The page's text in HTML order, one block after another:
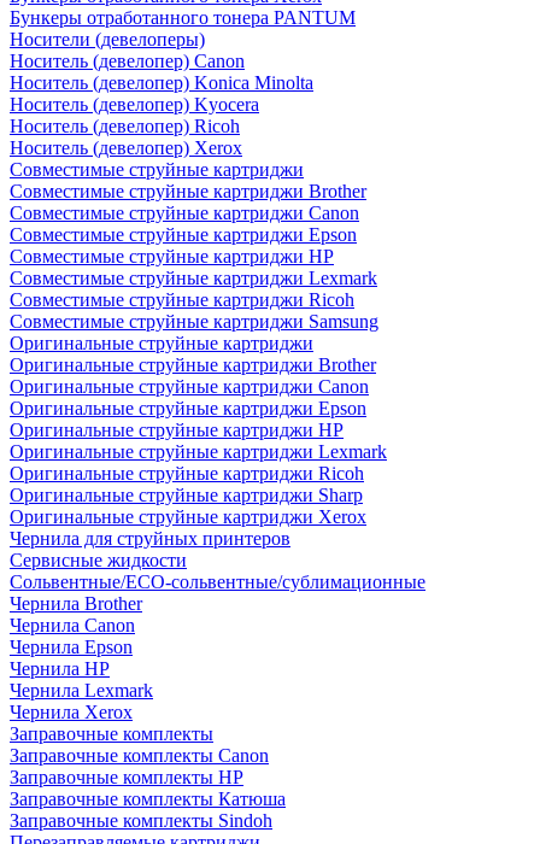
Бункеры отработанного тонера PANTUM
Носители (девелоперы)
Носитель (девелопер) Canon
Носитель (девелопер) Konica Minolta
Носитель (девелопер) Kyocera
Носитель (девелопер) Ricoh
Носитель (девелопер) Xerox
Совместимые струйные картриджи
Совместимые струйные картриджи Brother
Совместимые струйные картриджи Canon
Совместимые струйные картриджи Epson
Совместимые струйные картриджи HP
Совместимые струйные картриджи Lexmark
Совместимые струйные картриджи Ricoh
Совместимые струйные картриджи Samsung
Оригинальные струйные картриджи
Оригинальные струйные картриджи Brother
Оригинальные струйные картриджи Canon
Оригинальные струйные картриджи Epson
Оригинальные струйные картриджи HP
Оригинальные струйные картриджи Lexmark
Оригинальные струйные картриджи Ricoh
Оригинальные струйные картриджи Sharp
Оригинальные струйные картриджи Xerox
Чернила для струйных принтеров
Сервисные жидкости
Сольвентные/ECO-сольвентные/сублимационные
Чернила Brother
Чернила Canon
Чернила Epson
Чернила HP
Чернила Lexmark
Чернила Xerox
Заправочные комплекты
Заправочные комплекты Canon
Заправочные комплекты HP
Заправочные комплекты Катюша
Заправочные комплекты Sindoh